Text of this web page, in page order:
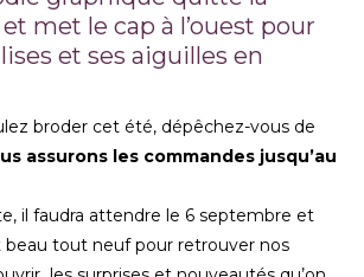
met le cap à l’ouest pour
et ses aiguilles en
broder cet été, dépêchez-vous de
assurons les commandes jusqu’au
il faudra attendre le 6 septembre et
tout neuf pour retrouver nos